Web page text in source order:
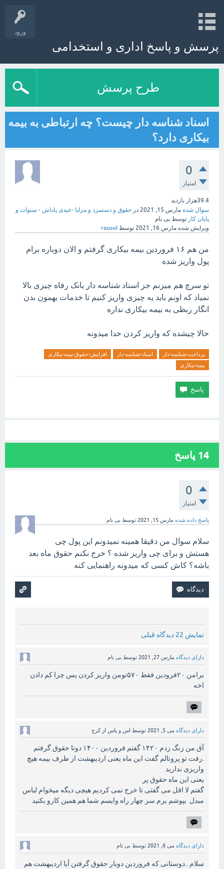
ورود
پرسش و پاسخ اداری و استخدامی
طرح پرسش
اسناد شناسه دار چیست؟ چه ارتباطی به بیمه
بیکاری دارد؟
0
امتیاز
39.4هزار
بازدید
سوال شده مارس 15, 2021 در حقوق و دستمزد و مزایا -عیدی پاداش - سنوات و
پایان کار توسط بی نام
ویرایش شده مارس 16, 2021 توسط rasool
من هم ۱۶ فروردین بیمه بیکاری گرفتم و الان دوباره برام
پول واریز شده
تو سرچ هم میزنم جز اسناد شناسه دار بانک رفاه چیزی بالا
نمیاد که اونم باید یه چیزی واریز کنیم تا خدمات بهمون بدن
انگار ربطی به بیمه بیکاری نداره
حالا چیشده که واریز کردن خدا میدونه
پرداخت-شناسه-دار اسناد-شناسه-دار
افزایش-حقوق-بیمه-بیکاری
بیمه-بیکاری
14 پاسخ
0
امتیاز
پاسخ داده شده مارس 15, 2021 توسط بی نام
سلام سوال من دقیقا همینه نمیدونم این پول چی
هستش و برای چی واریز شده ؟ خرج نکنم حقوق ماه بعد
باشه؟ کاش کسی که میدونه راهنمایی کنه
نمایش 22 دیدگاه قبلی
دارای دیدگاه مارس 27, 2021 توسط بی نام
برامن ۲۰فرودین فقط ۵۷۰تومن واریز کردن پس چرا کم دادن
اخه
دارای دیدگاه می 5, 2021 توسط اس و پاس از کرج
آق من زنگ زدم ۱۴۲۰ گفتم فروردین ۱۴۰۰ دوتا حقوق گرفتم
.رفت تو پروتالم گفت این ماه یعنی اردیبهشت از طرف بیمه هیچ
واریزی ندارید
یعنی این ماه حقوق پر
گفتم لا اقل می گفتی تا خرج نمی کردیم هیچی دیگه میخوام لباس
مبدل بپوشم برم سر چهار راه وایسم شما هم همین کارو بکنید
دارای دیدگاه می 6, 2021 توسط بی نام
سلام ..دوستانی که فروردین دوبار حقوق گرفتن آیا اردیبهشت هم